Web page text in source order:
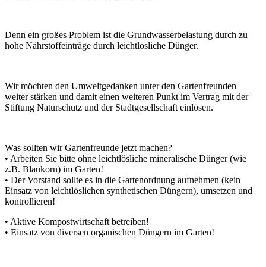
Denn ein großes Problem ist die Grundwasserbelastung durch zu
hohe Nährstoffeinträge durch leichtlösliche Dünger.
Wir möchten den Umweltgedanken unter den Gartenfreunden
weiter stärken und damit einen weiteren Punkt im Vertrag mit der
Stiftung Naturschutz und der Stadtgesellschaft einlösen.
Was sollten wir Gartenfreunde jetzt machen?
• Arbeiten Sie bitte ohne leichtlösliche mineralische Dünger (wie
z.B. Blaukorn) im Garten!
• Der Vorstand sollte es in die Gartenordnung aufnehmen (kein
Einsatz von leichtlöslichen synthetischen Düngern), umsetzen und
kontrollieren!
• Aktive Kompostwirtschaft betreiben!
• Einsatz von diversen organischen Düngern im Garten!